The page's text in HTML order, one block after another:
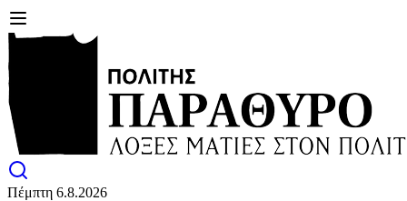
Πέμπτη 6.8.2026